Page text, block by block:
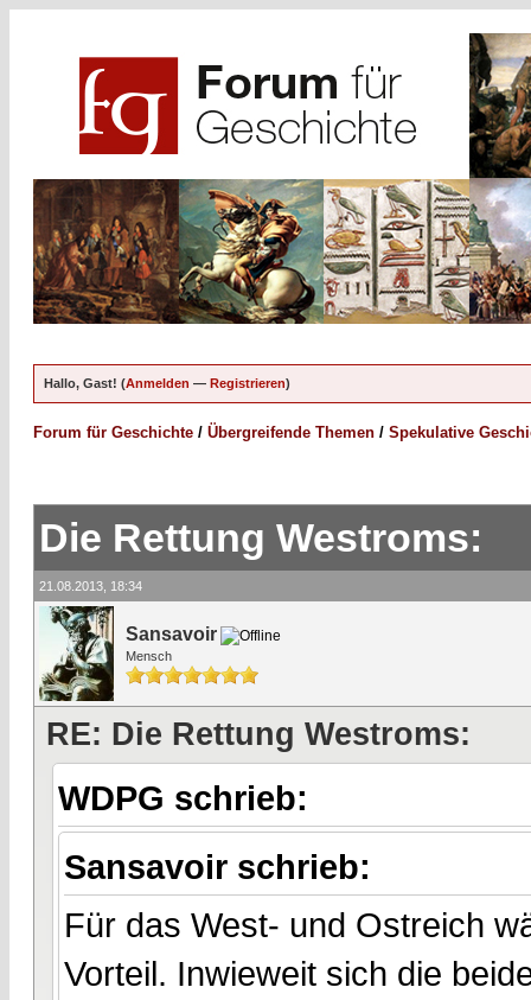
Hallo, Gast! (Anmelden — Registrieren)
Forum für Geschichte / Übergreifende Themen / Spekulative
Die Rettung Westroms:
21.08.2013, 18:34
Sansavoir
Mensch
RE: Die Rettung Westroms:
WDPG schrieb:
Sansavoir schrieb:
Für das West- und Ostreich
Vorteil. Inwieweit sich die